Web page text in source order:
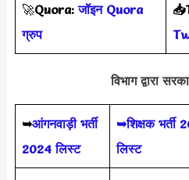
🚀Quora:जॉइन Quora
ग्रुप
विभाग द्वारा
➥आंगनवाड़ी भर्ती
2024 लिस्ट
➥शिक्षक भर्ती
लिस्ट